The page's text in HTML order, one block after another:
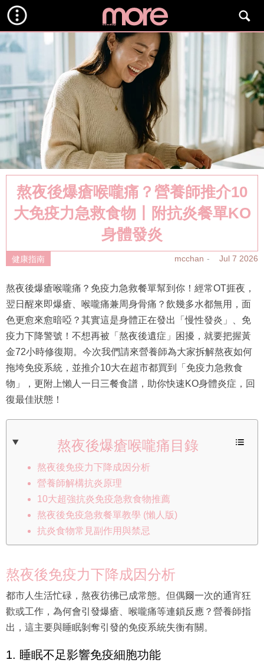
熬夜後爆瘡喉嚨痛？營養師推介10
大免疫力急救食物丨附抗炎餐單KO
身體發炎
健康指南 mcchan Jul 7 2026
熬夜後爆瘡喉嚨痛？免疫力急救餐單幫到你！經常OT捱夜，
翌日醒來即爆瘡、喉嚨痛兼周身骨痛？飲幾多水都無用，面
色更愈來愈暗啞？其實這是身體正在發出「慢性發炎」、免
疫力下降警號！不想再被「熬夜後遺症」困擾，就要把握黃
金72小時修復期。今次我們請來營養師為大家拆解熬夜如何
拖垮免疫系統，並推介10大在超市都買到「免疫力急救食
物」，更附上懶人一日三餐食譜，助你快速KO身體炎症，回
復最佳狀態！
熬夜後爆瘡喉嚨痛目錄
熬夜後免疫力下降成因分析
營養師解構抗炎原理
10大超強抗炎免疫急救食物推薦
熬夜後免疫急救餐單教學 (懶人版)
抗炎食物常見副作用與禁忌
熬夜後免疫力下降成因分析
都市人生活忙碌，熬夜彷彿已成常態。但偶爾一次的通宵狂
歡或工作，為何會引發爆瘡、喉嚨痛等連鎖反應？營養師指
出，這主要與睡眠剝奪引發的免疫系統失衡有關。
1. 睡眠不足影響免疫細胞功能